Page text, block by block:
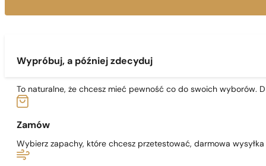
Wypróbuj, a później zdecyduj
To naturalne, że chcesz mieć pewność co do swoich wyborów.
Zamów
Wybierz zapachy, które chcesz przetestować, darmowa wysyłka